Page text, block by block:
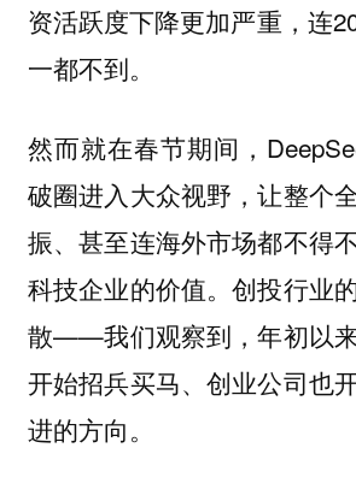
资活跃度下降更加严重，连
一都不到。
然而就在春节期间，
破圈进入大众视野，让整个
振、甚至连海外市场都不得
科技企业的价值。创投行业
散——我们观察到，年初以
开始招兵买马、创业公司也
进的方向。